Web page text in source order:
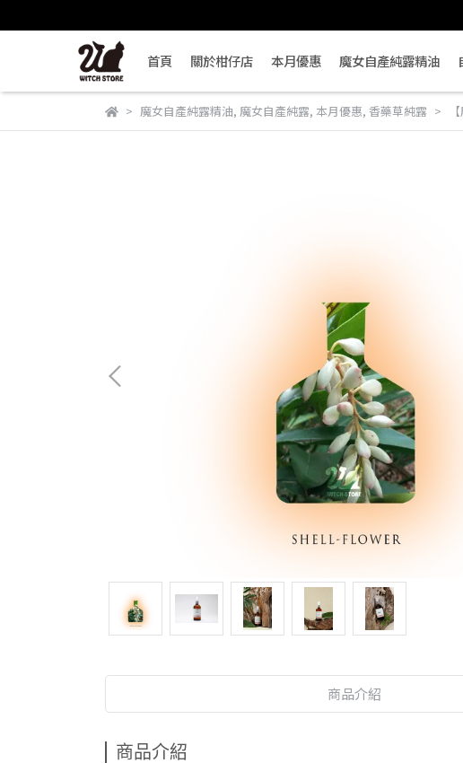
首頁 關於柑仔店 本月優惠 魔女自產純露精油
魔女自產純露精油, 魔女自產純露, 本月優惠, 香藥草純露
商品介紹
商品介紹